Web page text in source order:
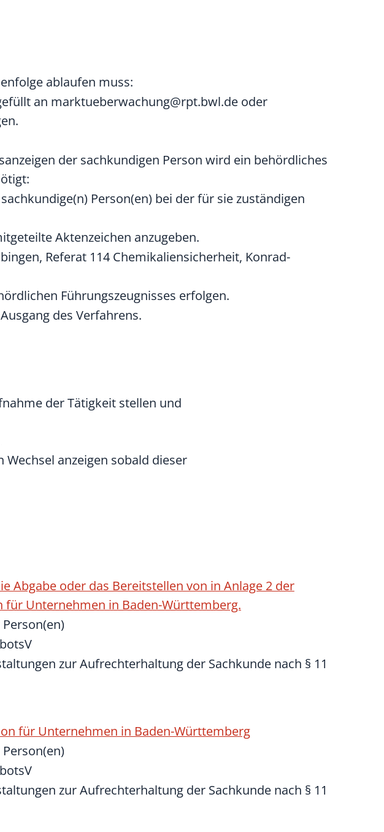
ablaufen muss:
an marktueberwachung@rpt.bwl.de oder
der sachkundigen Person wird ein behördliches
Person(en) bei der für sie zuständigen
Aktenzeichen anzugeben.
Referat 114 Chemikaliensicherheit, Konrad-
Führungszeugnisses erfolgen.
des Verfahrens.
der Tätigkeit stellen und
Wechsel anzeigen sobald dieser
Abgabe oder das Bereitstellen von in Anlage 2 der
Unternehmen in Baden-Württemberg.
zur Aufrechterhaltung der Sachkunde nach § 11
für Unternehmen in Baden-Württemberg
zur Aufrechterhaltung der Sachkunde nach § 11